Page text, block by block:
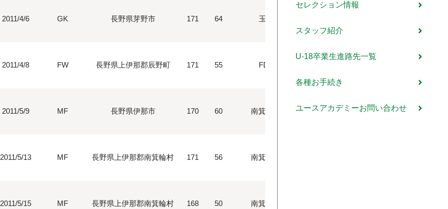
2011/4/6 GK 長野県芽野市 171 64 玉川FC
2011/4/8 FW 長野県上伊那郡辰野町 171 55 FD長地
2011/5/9 MF 長野県伊那市 170 60 南箕輪FC.Jr 〇
2011/5/13 MF 長野県上伊那郡南箕輪村 171 56 南箕輪FC.Jr
2011/5/15 MF 長野県上伊那郡南箕輪村 168 50 南箕輪FC.Jr
セレクション情報
スタッフ紹介
U-18卒業生進路先一覧
各種お手続き
ユースアカデミーお問い合わせ